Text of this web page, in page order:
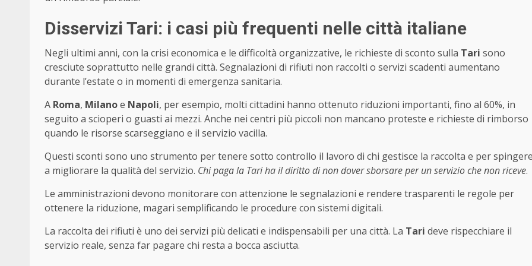
Disservizi Tari: i casi più frequenti nelle città italiane
Negli ultimi anni, con la crisi economica e le difficoltà organizzative, le richieste di sconto sulla Tari sono
cresciute soprattutto nelle grandi città. Segnalazioni di rifiuti non raccolti o servizi scadenti aumentano
durante l’estate o in momenti di emergenza sanitaria.
A Roma, Milanoe Napoli, per esempio, molti cittadini hanno ottenuto riduzioni importanti, fino al 60%, in
seguito a scioperi o guasti ai mezzi. Anche nei centri più piccoli non mancano proteste e richieste di rimborso
quando le risorse scarseggiano e il servizio vacilla.
Questi sconti sono uno strumento per tenere sotto controllo il lavoro di chi gestisce la raccolta e per
a migliorare la qualità del servizio. Chi paga la Tari ha il diritto di non dover sborsare per un servizio che non riceve.
Le amministrazioni devono monitorare con attenzione le segnalazioni e rendere trasparenti le regole per
ottenere la riduzione, magari semplificando le procedure con sistemi digitali.
La raccolta dei rifiuti è uno dei servizi più delicati e indispensabili per una città. La Tari deve rispecchiare il
servizio reale, senza far pagare chi resta a bocca asciutta.